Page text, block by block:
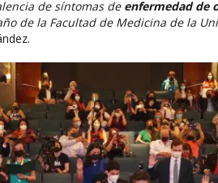
de síntomas de enfermedad de
de la Facultad de Medicina de la